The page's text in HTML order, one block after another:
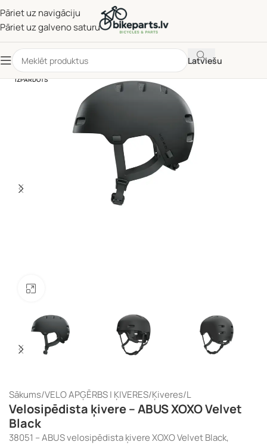
Pāriet uz navigāciju
Pāriet uz galveno saturu
Latviešu
IZPĀRDOTS
Sākums/VELO APĢĒRBS | ĶIVERES/Ķiveres/L
Velosipēdista ķivere – ABUS XOXO Velvet
Black
38051 – ABUS velosipēdista ķivere XOXO Velvet Black,